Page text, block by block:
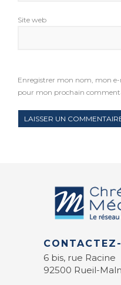
Site web
Enregistrer mon nom, mon
pour mon prochain
6 bis, rue Racine
92500 Rueil-